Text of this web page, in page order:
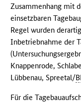
Zusammenhang mit
einsetzbaren
Regel wurden
Inbetriebnahme der
Knappenrode,
Lübbenau, Spreetal/
Für die